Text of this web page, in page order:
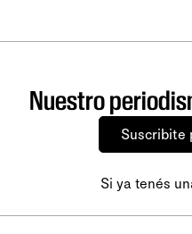
Nuestro
Suscribite
Si ya tenés